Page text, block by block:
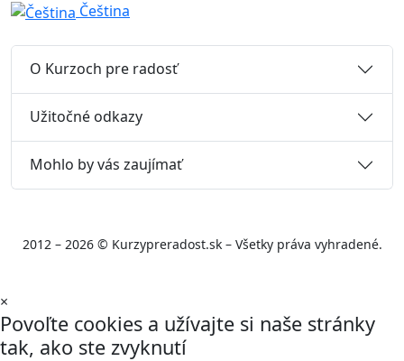
Čeština
O Kurzoch pre radosť
Užitočné odkazy
Mohlo by vás zaujímať
2012 – 2026 © Kurzypreradost.sk – Všetky práva vyhradené.
×
Povoľte cookies a užívajte si naše stránky
tak, ako ste zvyknutí